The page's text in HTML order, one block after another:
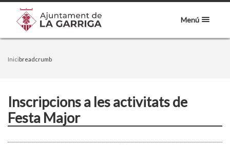
Menú
Inicibreadcrumb
Inscripcions a les activitats de
Festa Major